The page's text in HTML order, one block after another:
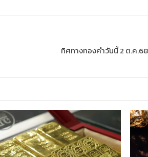
ทิศทางทองคำวันนี้ 2 ต.ค